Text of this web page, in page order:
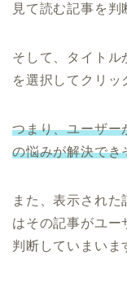
見て読む記事を判
そして、タイトル
を選択してクリッ
つまり、ユーザー
の悩みが解決でき
また、表示され
はその記事がユー
判断していまいま